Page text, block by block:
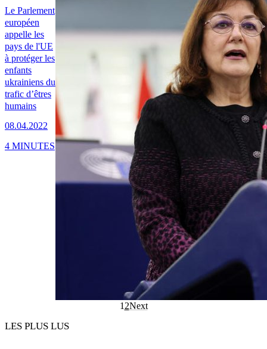
Le Parlement
européen
appelle les
pays de l'UE
à protéger les
enfants
ukrainiens du
trafic d’êtres
humains
08.04.2022
4 MINUTES
1 2Next
LES PLUS LUS